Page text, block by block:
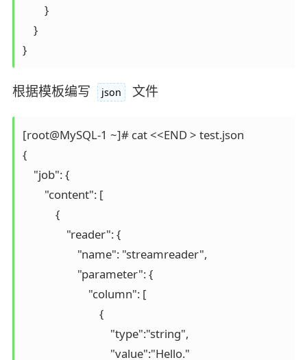
        }
    }
}
根据模板编写 json 文件
[root@MySQL-1 ~]# cat <<END > test.json
{
    "job": {
        "content": [
            {
                "reader": {
                    "name": "streamreader",
                    "parameter": {
                        "column": [								# 同步的列名 (* 表示所有)